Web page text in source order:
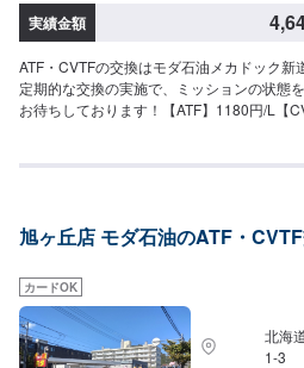
実績金額
ATF・CVTFの交換はモダ石油メカドック新
定期的な交換の実施で、ミッションの状態
お待ちしております！【ATF】1180円/L【
旭ヶ丘店 モダ石油のATF・
カードOK
北海
1-3